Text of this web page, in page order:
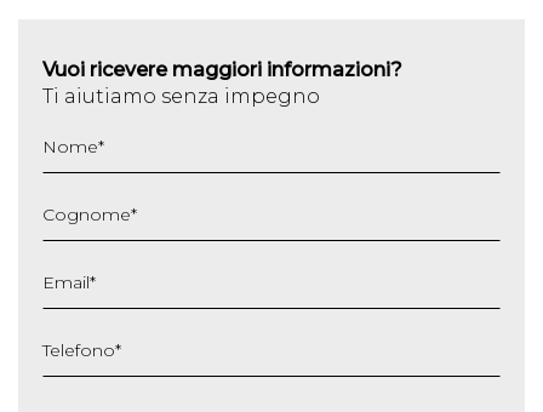
Vuoi ricevere maggiori informazioni?
Ti aiutiamo senza impegno
Nome*
Cognome*
Email*
Telefono*